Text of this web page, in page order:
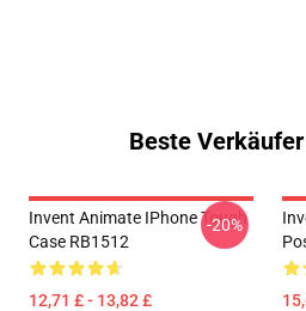
Beste
Invent Animate IPhone Tough
Case RB1512
12,71 £ - 13,82 £
-20%